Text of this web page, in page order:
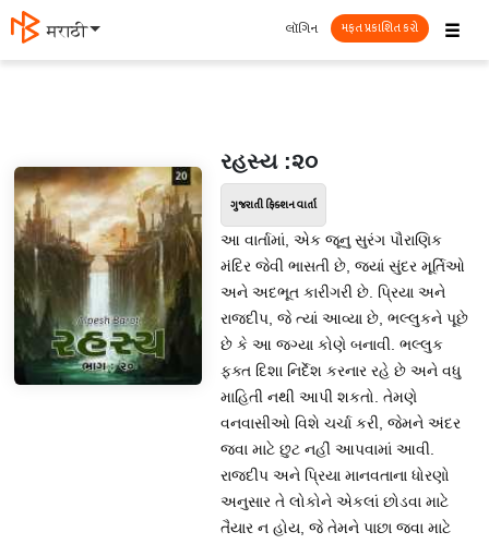
मराठी ☰
લૉગિન મફત પ્રકાશિત કરો
રહસ્ય :૨૦
ગુજરાતી ફિક્શન વાર્તા
આ વાર્તામાં, એક જૂનુ સુરંગ પૌરાણિક
મંદિર જેવી ભાસતી છે, જ્યાં સુંદર મૂર્તિઓ
અને અદભૂત કારીગરી છે. પ્રિયા અને
રાજદીપ, જે ત્યાં આવ્યા છે, ભલ્લુકને પૂછે
છે કે આ જગ્યા કોણે બનાવી. ભલ્લુક
ફક્ત દિશા નિર્દેશ કરનાર રહે છે અને વધુ
માહિતી નથી આપી શકતો. તેમણે
વનવાસીઓ વિશે ચર્ચા કરી, જેમને અંદર
જવા માટે છુટ નહીં આપવામાં આવી.
રાજદીપ અને પ્રિયા માનવતાના ધોરણો
અનુસાર તે લોકોને એકલાં છોડવા માટે
તૈયાર ન હોય, જે તેમને પાછા જવા માટે